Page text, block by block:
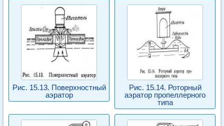
Рис. 15.13. Поверхностный
аэратор
Рис. 15.14. Роторный
аэратор пропеллерного
типа